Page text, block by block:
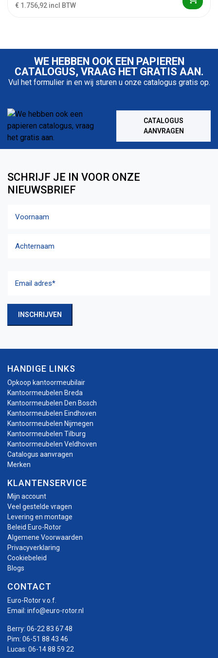
€ 1.756,92 incl BTW
WE HEBBEN OOK EEN PAPIEREN
CATALOGUS, VRAAG HET GRATIS AAN.
Vul het formulier in en wij sturen u onze catalogus gratis op.
CATALOGUS
AANVRAGEN
SCHRIJF JE IN VOOR ONZE
NIEUWSBRIEF
adres(Vereist)
INSCHRIJVEN
HANDIGE LINKS
Opkoop kantoormeubilair
Kantoormeubelen Breda
Kantoormeubelen Den Bosch
Kantoormeubelen Eindhoven
Kantoormeubelen Nijmegen
Kantoormeubelen Tilburg
Kantoormeubelen Veldhoven
Catalogus aanvragen
Merken
KLANTENSERVICE
Mijn account
Veel gestelde vragen
Levering en montage
Beleid Euro-Rotor
Algemene Voorwaarden
Privacyverklaring
Cookiebeleid
Blogs
CONTACT
Euro-Rotor v.o.f.
Email: info@euro-rotor.nl
Berry: 06-22 83 67 48
Pim: 06-51 88 43 46
Lucas: 06-14 88 59 22